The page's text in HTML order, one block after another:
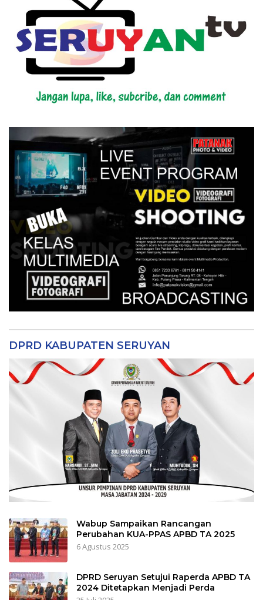
DPRD KABUPATEN SERUYAN
Wabup Sampaikan Rancangan
Perubahan KUA-PPAS APBD TA 2025
6 Agustus 2025
DPRD Seruyan Setujui Raperda APBD TA
2024 Ditetapkan Menjadi Perda